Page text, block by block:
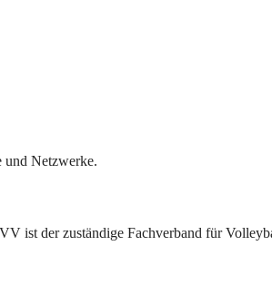
und Netzwerke.
ist der zuständige Fachverband für